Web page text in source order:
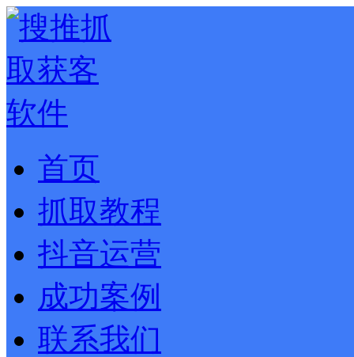
首页
抓取教程
抖音运营
成功案例
联系我们